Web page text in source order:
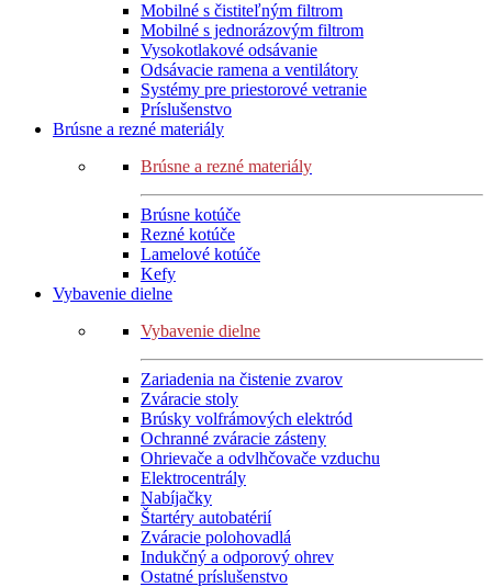
Mobilné s čistiteľným filtrom
Mobilné s jednorázovým filtrom
Vysokotlakové odsávanie
Odsávacie ramena a ventilátory
Systémy pre priestorové vetranie
Príslušenstvo
Brúsne a rezné materiály
Brúsne a rezné materiály
Brúsne kotúče
Rezné kotúče
Lamelové kotúče
Kefy
Vybavenie dielne
Vybavenie dielne
Zariadenia na čistenie zvarov
Zváracie stoly
Brúsky volfrámových elektród
Ochranné zváracie zásteny
Ohrievače a odvlhčovače vzduchu
Elektrocentrály
Nabíjačky
Štartéry autobatérií
Zváracie polohovadlá
Indukčný a odporový ohrev
Ostatné príslušenstvo